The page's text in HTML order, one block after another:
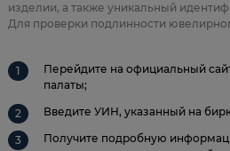
изделии, а также уникальный
Для проверки подлинности
Перейдите на официальный
палаты;
Введите УИН, указанный на
Получите подробную